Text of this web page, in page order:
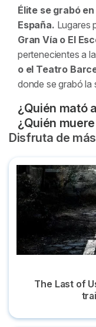
Élite se grabó
España. Lugares
Gran Vía o El
pertenecientes a la
o el Teatro
donde se grabó la
¿Quién mató
¡ALERTA SUPER
¿Quién
ni menos que
Disfruta de
The Last of Us: la
The Last of